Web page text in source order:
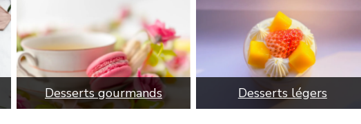
Desserts gourmands Desserts légers